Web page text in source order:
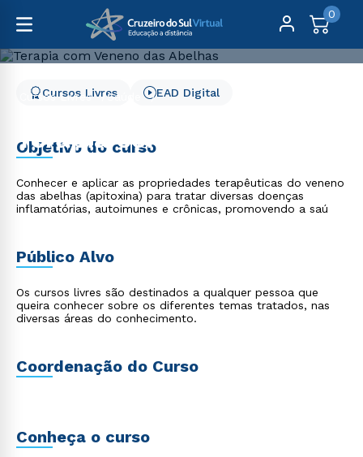
0
Cursos Livres
Saúde
Terapia com Veneno das
Abelhas
Cursos Livres EAD Digital
Objetivo do curso
Conhecer e aplicar as propriedades terapêuticas do veneno
das abelhas (apitoxina) para tratar diversas doenças
inflamatórias, autoimunes e crônicas, promovendo a saú
Público Alvo
Os cursos livres são destinados a qualquer pessoa que
queira conhecer sobre os diferentes temas tratados, nas
diversas áreas do conhecimento.
Coordenação do Curso
Conheça o curso